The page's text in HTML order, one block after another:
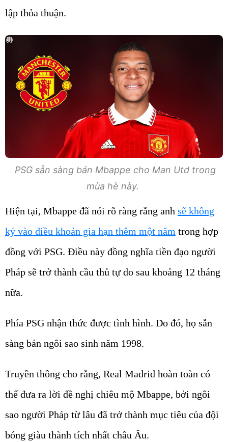
lập thỏa thuận.
PSG sẵn sàng bán Mbappe cho Man Utd trong
mùa hè này.
Hiện tại, Mbappe đã nói rõ ràng rằng anh sẽ không
ký vào điều khoản gia hạn thêm một năm trong hợp
đồng với PSG. Điều này đồng nghĩa tiền đạo người
Pháp sẽ trở thành cầu thủ tự do sau khoảng 12 tháng
nữa.
Phía PSG nhận thức được tình hình. Do đó, họ sẵn
sàng bán ngôi sao sinh năm 1998.
Truyền thông cho rằng, Real Madrid hoàn toàn có
thể đưa ra lời đề nghị chiêu mộ Mbappe, bởi ngôi
sao người Pháp từ lâu đã trở thành mục tiêu của đội
bóng giàu thành tích nhất châu Âu.